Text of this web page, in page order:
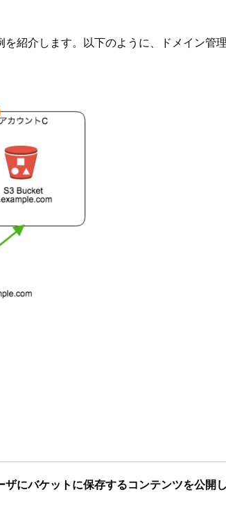
紹介します。以下のように、ドメイン
ザにバケットに保存するコンテンツを公開